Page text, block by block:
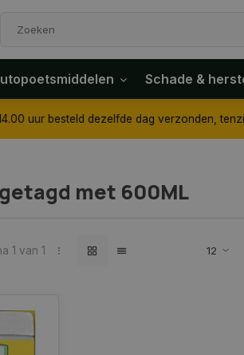
Schade &
besteld dezelfde dag verzonden, tenzij
met 600ML
1 van 1